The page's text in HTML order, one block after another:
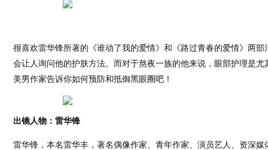
很喜欢雷华锋所著的《谁动了我的爱情》和《路过青春的爱情》两
会让人询问他的护肤方法。而对于熬夜一族的他来说，眼部护理是
美男作家告诉你如何预防和抵御黑眼圈吧！
出镜人物：雷华锋
雷华锋，本名雷华丰，著名偶像作家、青年作家、演员艺人、资深